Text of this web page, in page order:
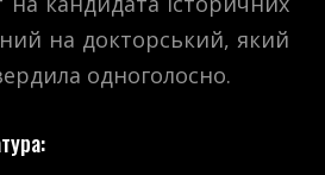
на докторський, який
одноголосно.